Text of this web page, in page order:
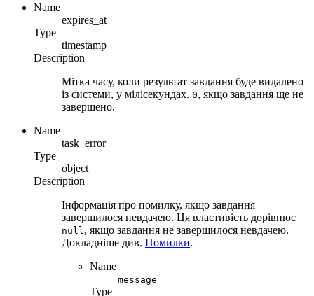
Name
expires_at
Type
timestamp
Description
Мітка часу, коли результат завдання буде видалено
із системи, у мілісекундах. 0, якщо завдання ще не
завершено.
Name
task_error
Type
object
Description
Інформація про помилку, якщо завдання
завершилося невдачею. Ця властивість дорівнює
null , якщо завдання не завершилося невдачею.
Докладніше див. Помилки.
Name
message
Type